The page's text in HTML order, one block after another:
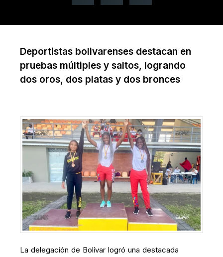
Deportistas bolivarenses destacan en
pruebas múltiples y saltos, logrando
dos oros, dos platas y dos bronces
La delegación de Bolívar logró una destacada